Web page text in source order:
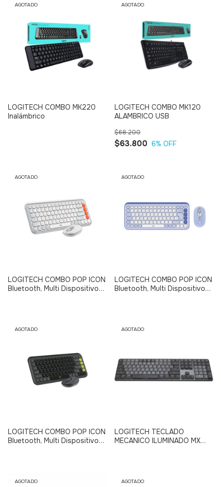
AGOTADO
LOGITECH COMBO MK220
Inalámbrico
AGOTADO
LOGITECH COMBO MK120
ALAMBRICO USB
$63.800
$68.200
6% OFF
AGOTADO
LOGITECH COMBO POP ICON
Bluetooth, Multi Dispositivo
AGOTADO
LOGITECH COMBO POP ICON
Bluetooth, Multi Dispositivo
AGOTADO
LOGITECH COMBO POP ICON
Bluetooth, Multi Dispositivo
AGOTADO
LOGITECH TECLADO
MECANICO ILUMINADO MX
AGOTADO AGOTADO